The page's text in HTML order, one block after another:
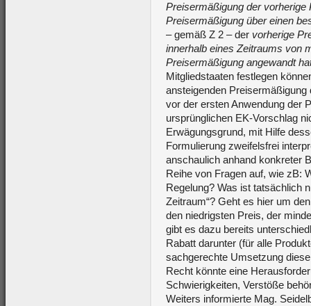
Preisermäßigung der vorherige
Preisermäßigung über einen
– gemäß Z 2 – der vorherige
innerhalb eines Zeitraums von
Preisermäßigung angewandt
Mitgliedstaaten festlegen
ansteigenden
vor der ersten Anwendung der
ursprünglichen EK-Vorschlag
Erwägungsgrund, mit Hilfe
Formulierung zweifelsfrei
anschaulich anhand konkreter
Reihe von Fragen auf, wie zB:
Regelung? Was ist tatsächlich
Zeitraum“? Geht es hier um
den niedrigsten Preis, der
gibt es dazu bereits
Rabatt darunter (für alle
sachgerechte Umsetzung
Recht könnte eine
Schwierigkeiten, Verstöße
Weiters informierte Mag.